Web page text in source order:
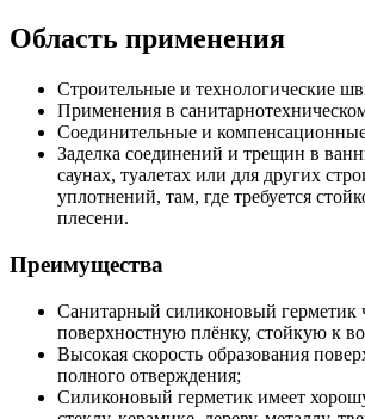
Область применения
Строительные и технологические
Применения в
Соединительные и
Заделка соединений и трещин в
саунах, туалетах или для других
уплотнений, там, где требуется
плесени.
Преимущества
Санитарный силиконовый герметик
поверхностную плёнку, стойкую к
Высокая скорость образования
полного отверждения;
Силиконовый герметик имеет